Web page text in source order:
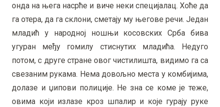
онда на њега насрће и виче неки специјалац. Хоће да
га отера, да га склони, сметају му његове речи. Један
младић у народној ношњи косовских Срба бива
угуран међу гомилу стиснутих младића. Недуго
потом, с друге стране овог чистилишта, видимо га са
свезаним рукама. Нема довољно места у комбијима,
долазе и џипови полиције. Не зна се коме је теже,
овима који излазе кроз шпалир и које гурају руке